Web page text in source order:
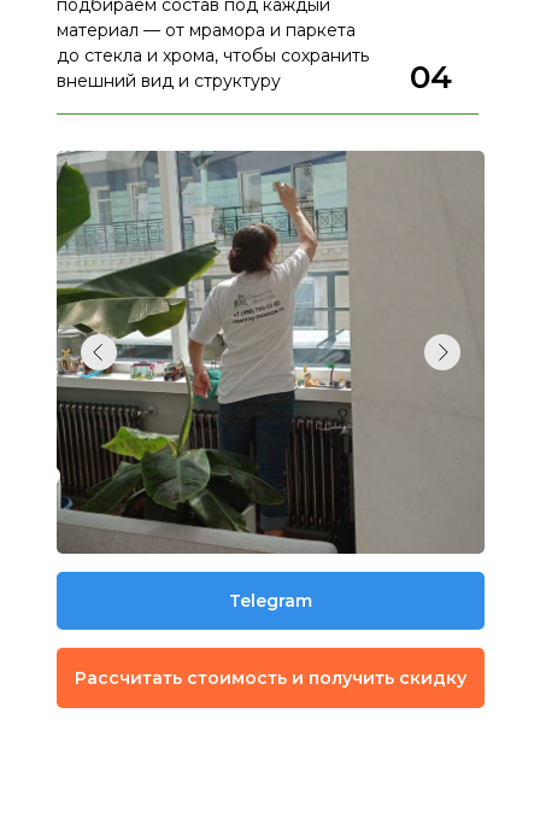
Рассчитать стоимость и получить скидку
Telegram
04
подбираем состав под каждый
материал — от мрамора и паркета
до стекла и хрома, чтобы сохранить
внешний вид и структуру